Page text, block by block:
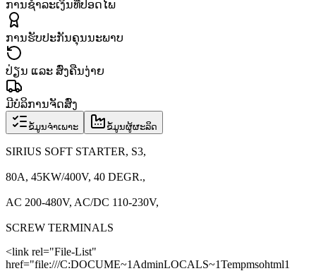
ການຊຳລະເງິນທີ່ປອດໄພ
ການຮັບປະກັນຄຸນນະພາບ
ປ່ຽນ ແລະ ສົ່ງຄືນງ່າຍ
ມີບໍລິການຈັດສົ່ງ
ຂໍ້ມູນຈຳເພາະ ຂໍ້ມູນຜູ້ຜະລິດ
SIRIUS SOFT STARTER, S3,
80A, 45KW/400V, 40 DEGR.,
AC 200-480V, AC/DC 110-230V,
SCREW TERMINALS
<link rel="File-List"
href="file:///C:DOCUME~1AdminLOCALS~1Tempmsohtml1